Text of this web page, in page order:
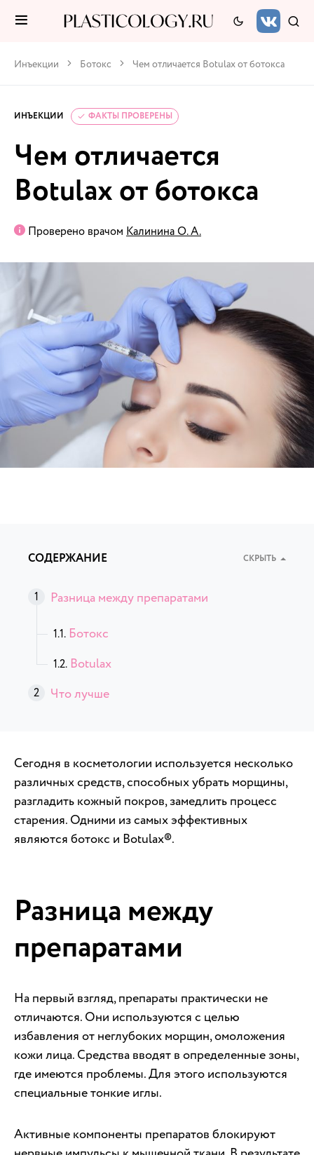
Инъекции Ботокс Чем отличается Botulax от ботокса
ИНЪЕКЦИИ ФАКТЫ ПРОВЕРЕНЫ
Чем отличается
Botulax от ботокса
Проверено врачом Калинина О. А.
СОДЕРЖАНИЕ СКРЫТЬ
Разница между препаратами
Ботокс
Botulax
Что лучше
Сегодня в косметологии используется несколько
различных средств, способных убрать морщины,
разгладить кожный покров, замедлить процесс
старения. Одними из самых эффективных
являются ботокс и Botulax®.
Разница между
препаратами
На первый взгляд, препараты практически не
отличаются. Они используются с целью
избавления от неглубоких морщин, омоложения
кожи лица. Средства вводят в определенные зоны,
где имеются проблемы. Для этого используются
специальные тонкие иглы.
Активные компоненты препаратов блокируют